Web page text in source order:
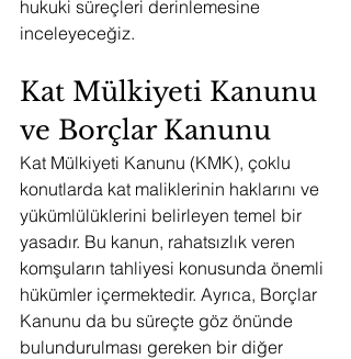
hukuki süreçleri derinlemesine
inceleyeceğiz.
Kat Mülkiyeti Kanunu
ve Borçlar Kanunu
Kat Mülkiyeti Kanunu (KMK), çoklu
konutlarda kat maliklerinin haklarını ve
yükümlülüklerini belirleyen temel bir
yasadır. Bu kanun, rahatsızlık veren
komşuların tahliyesi konusunda önemli
hükümler içermektedir. Ayrıca, Borçlar
Kanunu da bu süreçte göz önünde
bulundurulması gereken bir diğer